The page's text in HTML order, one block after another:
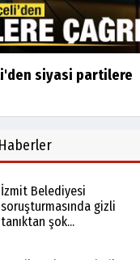
siyasi partilere
Haberler
İzmit Belediyesi
soruşturmasında gizli
tanıktan şok...